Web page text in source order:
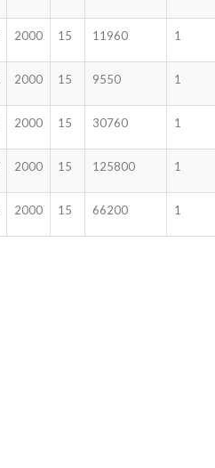
2000 15 11960 1
2000 15 9550 1
2000 15 30760 1
2000 15 125800 1
2000 15 66200 1